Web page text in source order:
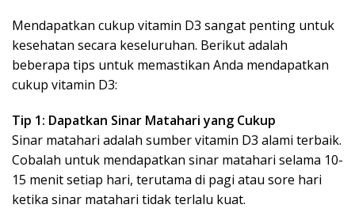
Mendapatkan cukup vitamin D3 sangat penting untuk
kesehatan secara keseluruhan. Berikut adalah
beberapa tips untuk memastikan Anda mendapatkan
cukup vitamin D3:
Tip 1: Dapatkan Sinar Matahari yang Cukup
Sinar matahari adalah sumber vitamin D3 alami terbaik.
Cobalah untuk mendapatkan sinar matahari selama 10-
15 menit setiap hari, terutama di pagi atau sore hari
ketika sinar matahari tidak terlalu kuat.